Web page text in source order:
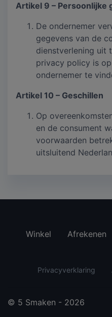
Artikel 9 – Persoonlijke
De ondernemer
gegevens van de
dienstverlening uit
privacy policy is
ondernemer te
Artikel 10 – Geschillen
Op
en de consument
voorwaarden
uitsluitend
Winkel Afrekenen
Privacyverklaring
© 5 Smaken - 2026